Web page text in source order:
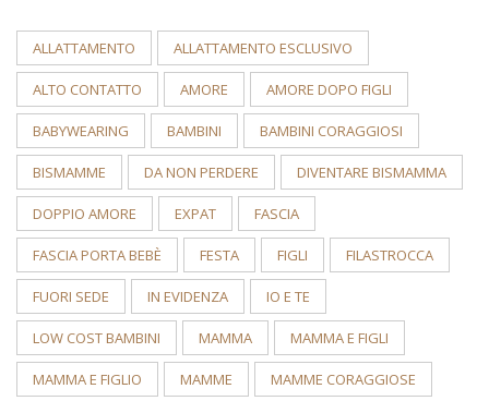
ALLATTAMENTO ALLATTAMENTO ESCLUSIVO
ALTO CONTATTO AMORE AMORE DOPO FIGLI
BABYWEARING BAMBINI BAMBINI CORAGGIOSI
BISMAMME DA NON PERDERE DIVENTARE BISMAMMA
DOPPIO AMORE EXPAT FASCIA
FASCIA PORTA BEBÈ FESTA FIGLI FILASTROCCA
FUORI SEDE IN EVIDENZA IO E TE
LOW COST BAMBINI MAMMA MAMMA E FIGLI
MAMMA E FIGLIO MAMME MAMME CORAGGIOSE